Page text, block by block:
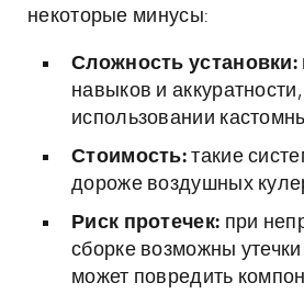
некоторые минусы:
Сложность установки:
навыков и
использовании
Стоимость: такие
дороже воздушных
Риск протечек: при
сборке возможны
может повредить